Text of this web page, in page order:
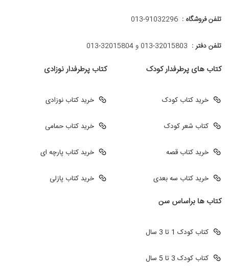
تلفن فروشگاه : 013-91032296
تلفن دفتر : 013-32015803 و 32015804-013
کتاب های پرطرفدار کودک
خرید کتاب کودک
کتاب شعر کودک
خرید کتاب قصه
خرید کتاب سه بعدی
کتاب پرطرفدار نوزادی
خرید کتاب نوزادی
خرید کتاب حمامی
خرید کتاب پارچه ای
خرید کتاب پازلی
کتاب ها براساس سن
کتاب کودک 1 تا 3 سال
کتاب کودک 3 تا 5 سال